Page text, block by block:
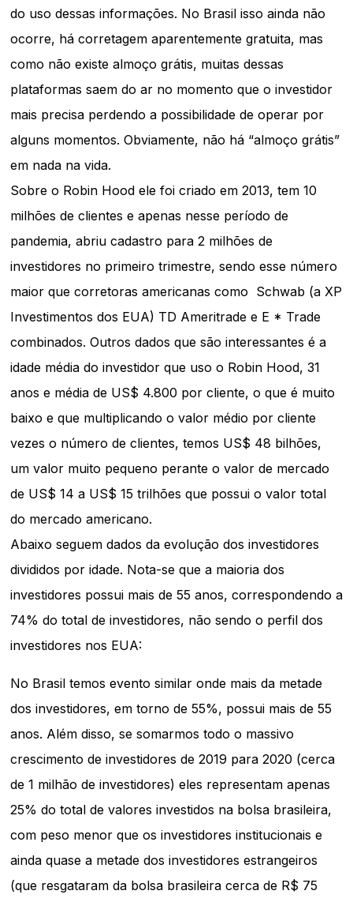
do uso dessas informações. No Brasil isso ainda não
ocorre, há corretagem aparentemente gratuita, mas
como não existe almoço grátis, muitas dessas
plataformas saem do ar no momento que o investidor
mais precisa perdendo a possibilidade de operar por
alguns momentos. Obviamente, não há “almoço grátis”
em nada na vida.
Sobre o Robin Hood ele foi criado em 2013, tem 10
milhões de clientes e apenas nesse período de
pandemia, abriu cadastro para 2 milhões de
investidores no primeiro trimestre, sendo esse número
maior que corretoras americanas como Schwab (a XP
Investimentos dos EUA) TD Ameritrade e E * Trade
combinados. Outros dados que são interessantes é a
idade média do investidor que uso o Robin Hood, 31
anos e média de US$ 4.800 por cliente, o que é muito
baixo e que multiplicando o valor médio por cliente
vezes o número de clientes, temos US$ 48 bilhões,
um valor muito pequeno perante o valor de mercado
de US$ 14 a US$ 15 trilhões que possui o valor total
do mercado americano.
Abaixo seguem dados da evolução dos investidores
divididos por idade. Nota-se que a maioria dos
investidores possui mais de 55 anos, correspondendo a
74% do total de investidores, não sendo o perfil dos
investidores nos EUA:
No Brasil temos evento similar onde mais da metade
dos investidores, em torno de 55%, possui mais de 55
anos. Além disso, se somarmos todo o massivo
crescimento de investidores de 2019 para 2020 (cerca
de 1 milhão de investidores) eles representam apenas
25% do total de valores investidos na bolsa brasileira,
com peso menor que os investidores institucionais e
ainda quase a metade dos investidores estrangeiros
(que resgataram da bolsa brasileira cerca de R$ 75